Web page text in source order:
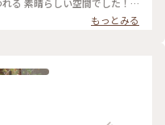
もっとみる